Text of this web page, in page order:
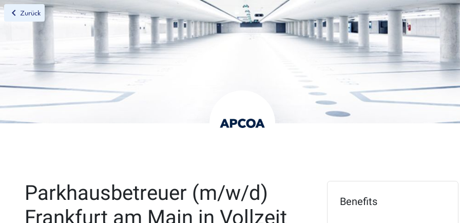
chevron_leftZurück
Parkhausbetreuer (m/w/d)
Frankfurt am Main in Vollzeit
Benefits